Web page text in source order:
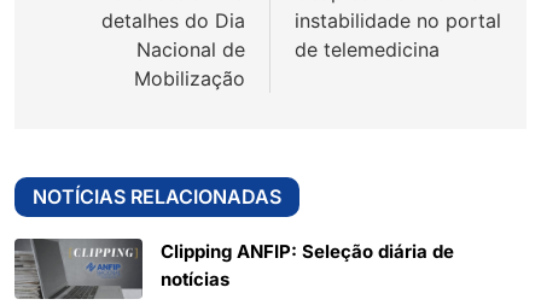
detalhes do Dia
Nacional de
Mobilização
instabilidade no portal
de telemedicina
NOTÍCIAS RELACIONADAS
Clipping ANFIP: Seleção diária de
notícias